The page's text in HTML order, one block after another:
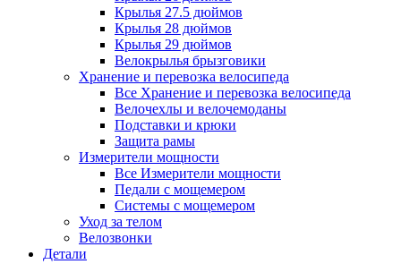
Крылья 27.5 дюймов
Крылья 28 дюймов
Крылья 29 дюймов
Велокрылья брызговики
Хранение и перевозка велосипеда
Все Хранение и перевозка велосипеда
Велочехлы и велочемоданы
Подставки и крюки
Защита рамы
Измерители мощности
Все Измерители мощности
Педали с мощемером
Системы с мощемером
Уход за телом
Велозвонки
Детали